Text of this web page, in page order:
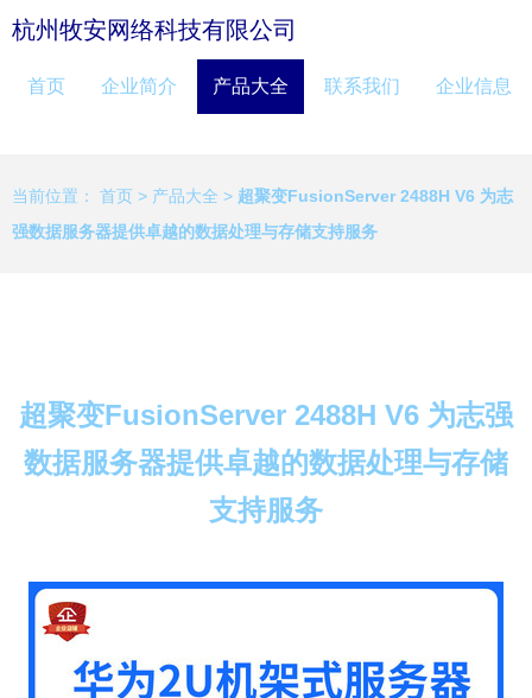
杭州牧安网络科技有限公司
首页 企业简介 产品大全 联系我们 企业信息
当前位置： 首页 > 产品大全 > 超聚变FusionServer 2488H V6 为志
强数据服务器提供卓越的数据处理与存储支持服务
超聚变FusionServer 2488H V6 为志强
数据服务器提供卓越的数据处理与存储
支持服务